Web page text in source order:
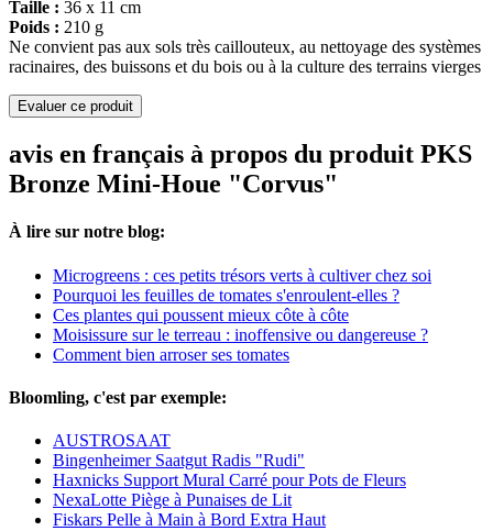
Taille : 36 x 11 cm
Poids : 210 g
Ne convient pas aux sols très caillouteux, au nettoyage des systèmes
racinaires, des buissons et du bois ou à la culture des terrains vierges
Evaluer ce produit
avis en français à propos du produit PKS
Bronze Mini-Houe "Corvus"
À lire sur notre blog:
Microgreens : ces petits trésors verts à cultiver chez soi
Pourquoi les feuilles de tomates s'enroulent-elles ?
Ces plantes qui poussent mieux côte à côte
Moisissure sur le terreau : inoffensive ou dangereuse ?
Comment bien arroser ses tomates
Bloomling, c'est par exemple:
AUSTROSAAT
Bingenheimer Saatgut Radis "Rudi"
Haxnicks Support Mural Carré pour Pots de Fleurs
NexaLotte Piège à Punaises de Lit
Fiskars Pelle à Main à Bord Extra Haut